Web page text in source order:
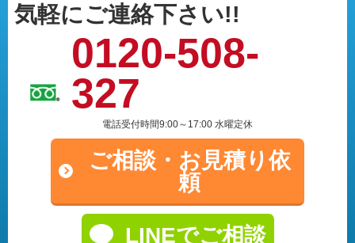
気軽にご連絡下さい!!
0120-508-
327
電話受付時間9:00～17:00 水曜定休
ご相談・ お見積り依
頼
LINEでご相談